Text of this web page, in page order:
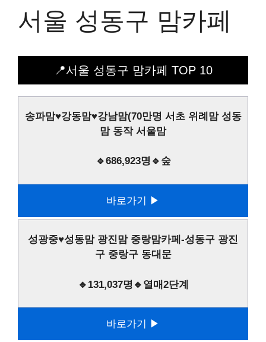
서울 성동구 맘카페
📍서울 성동구 맘카페 TOP 10
송파맘♥강동맘♥강남맘(70만명 서초 위례맘 성동
맘 동작 서울맘
🔹686,923명🔹숲
바로가기 ▶
성광중♥성동맘 광진맘 중랑맘카페-성동구 광진
구 중랑구 동대문
🔹131,037명🔹열매2단계
바로가기 ▶